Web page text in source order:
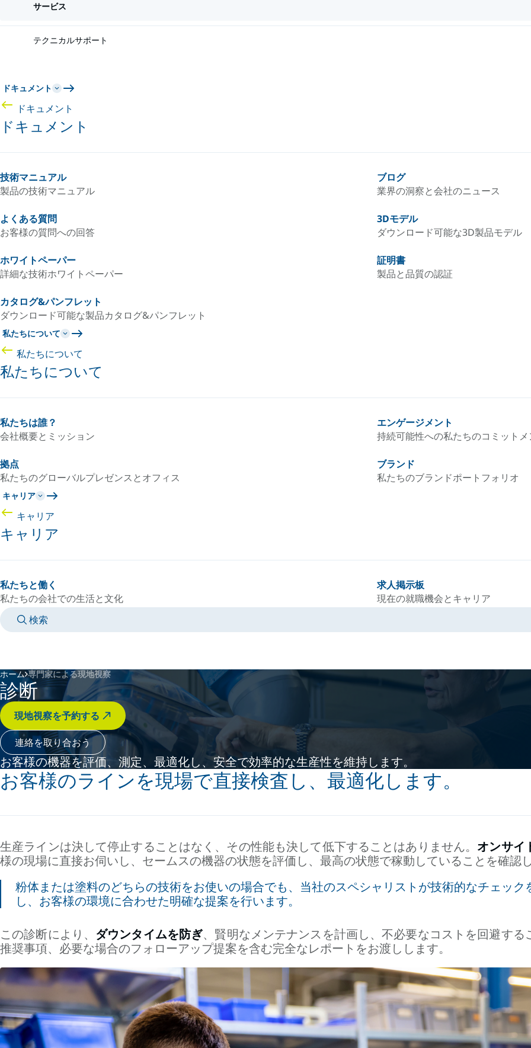
サービス
テクニカルサポート
ドキュメント
ドキュメント
ドキュメント
技術マニュアル
製品の技術マニュアル
ブログ
業界の洞察と会社のニュース
よくある質問
お客様の質問への回答
3Dモデル
ダウンロード可能な3D製品モデル
ホワイトペーパー
詳細な技術ホワイトペーパー
証明書
製品と品質の認証
カタログ&パンフレット
ダウンロード可能な製品カタログ&パンフレット
私たちについて
私たちについて
私たちについて
私たちは誰？
会社概要とミッション
エンゲージメント
持続可能性への私たちのコミット
拠点
私たちのグローバルプレゼンスとオフィス
ブランド
私たちのブランドポートフォリオ
キャリア
キャリア
キャリア
私たちと働く
私たちの会社での生活と文化
求人掲示板
現在の就職機会とキャリア
検索
ホーム 専門家による現地視察
診断
現地視察を予約する
連絡を取り合おう
お客様の機器を評価、測定、最適化し、安全で効率的な生産性を維持します。
お客様のラインを現場で直接検査し、最適化します。
生産ラインは決して停止することはなく、その性能も決して低下することはありません。 オンサイ
様の現場に直接お伺いし、セームスの機器の状態を評価し、最高の状態で稼動していることを確認
粉体または塗料のどちらの技術をお使いの場合でも、当社のスペシャリストが技術的なチェッ
し、お客様の環境に合わせた明確な提案を行います。
この診断により、 ダウンタイムを防ぎ、賢明なメンテナンスを計画し、不必要なコストを回避す
推奨事項、必要な場合のフォローアップ提案を含む完全なレポートをお渡しします。